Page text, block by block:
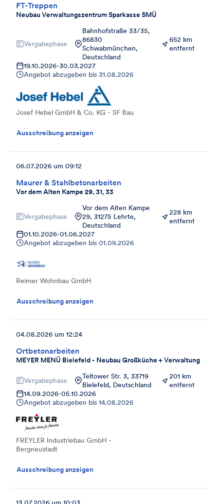
FT-Treppen
Neubau Verwaltungszentrum Sparkasse SMÜ
Vergabephase
Bahnhofstraße 33/35,
86830
Schwabmünchen,
Deutschland
652 km
entfernt
19.10.2026-30.03.2027
Angebot abzugeben bis 31.08.2026
Josef Hebel GmbH & Co. KG - SF Bau
Ausschreibung anzeigen
Maurer & Stahlbetonarbeiten
Vor dem Alten Kampe 29, 31, 33
06.07.2026 um 09:12
Vergabephase
Vor dem Alten Kampe
29, 31275 Lehrte,
Deutschland
228 km
entfernt
01.10.2026-01.06.2027
Angebot abzugeben bis 01.09.2026
Reimer Wohnbau GmbH
Ausschreibung anzeigen
Ortbetonarbeiten
MEYER MENÜ Bielefeld - Neubau Großküche + Verwaltung
04.08.2026 um 12:24
Vergabephase
Teltower Str. 3, 33719
Bielefeld, Deutschland
201 km
entfernt
14.09.2026-05.10.2026
Angebot abzugeben bis 14.08.2026
FREYLER Industriebau GmbH -
Bergneustadt
Ausschreibung anzeigen